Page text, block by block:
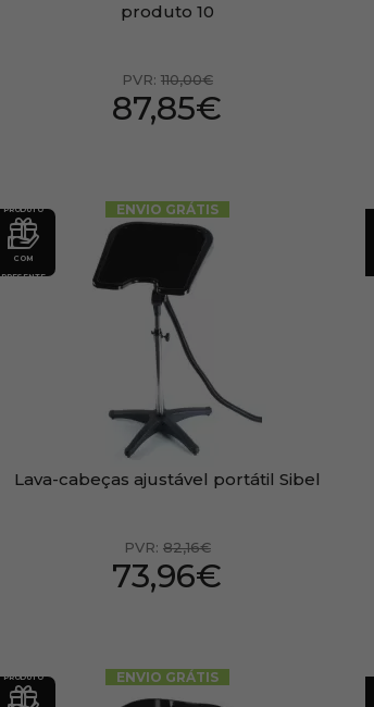
produto 10
PVR: 110,00€
87,85€
PRODUTO
COM
PRESENTE
ENVIO GRÁTIS
Lava-cabeças ajustável portátil Sibel
PVR: 82,16€
73,96€
PRODUTO ENVIO GRÁTIS